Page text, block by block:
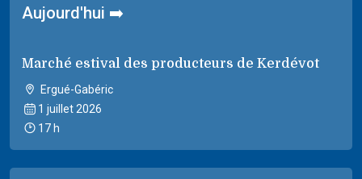
Aujourd'hui ➡️
Marché estival des producteurs de Kerdévot
Ergué-Gabéric
1 juillet 2026
17 h